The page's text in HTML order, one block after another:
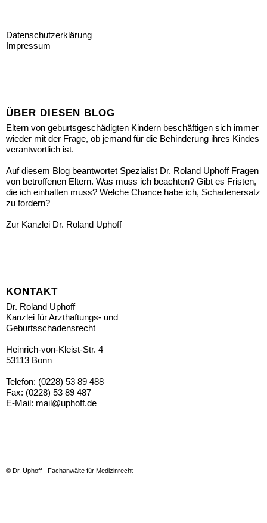
Datenschutzerklärung
Impressum
ÜBER DIESEN BLOG
Eltern von geburtsgeschädigten Kindern beschäftigen sich immer
wieder mit der Frage, ob jemand für die Behinderung ihres Kindes
verantwortlich ist.
Auf diesem Blog beantwortet Spezialist Dr. Roland Uphoff Fragen
von betroffenen Eltern. Was muss ich beachten? Gibt es Fristen,
die ich einhalten muss? Welche Chance habe ich, Schadenersatz
zu fordern?
Zur Kanzlei Dr. Roland Uphoff
KONTAKT
Dr. Roland Uphoff
Kanzlei für Arzthaftungs- und
Geburtsschadensrecht
Heinrich-von-Kleist-Str. 4
53113 Bonn
Telefon: (0228) 53 89 488
Fax: (0228) 53 89 487
E-Mail: mail@uphoff.de
© Dr. Uphoff - Fachanwälte für Medizinrecht